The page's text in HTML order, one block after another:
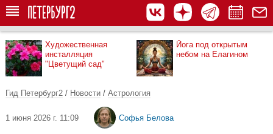
Художественная
инсталляция
"Цветущий сад"
Йога под открытым
небом на Елагином
Гид Петербург2 / Новости / Астрология
1 июня 2026 г. 11:09 Софья Белова